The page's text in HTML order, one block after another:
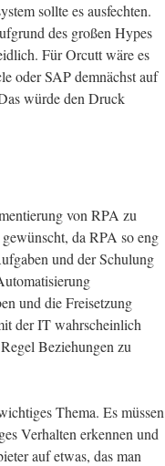
sollte es ausfechten.
des großen Hypes
Für Orcutt wäre es
oder SAP demnächst auf
würde den Druck
von RPA zu
da RPA so eng
und der Schulung
und die Freisetzung
der IT wahrscheinlich
Beziehungen zu
Thema. Es müssen
Verhalten erkennen und
auf etwas, das man